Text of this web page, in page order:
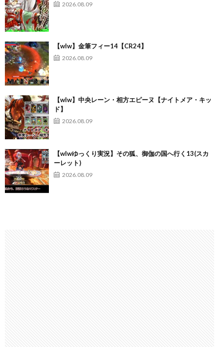
2026.08.09
【wlw】金筆フィー14【CR24】
2026.08.09
【wlw】中央レーン・相方エピーヌ【ナイトメア・キッ
ド】
2026.08.09
【wlwゆっくり実況】その狐、御伽の国へ行く13(スカ
ーレット)
2026.08.09